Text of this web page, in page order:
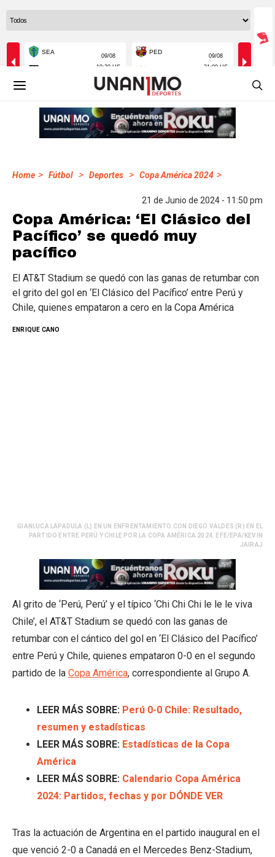
Home > Fútbol > Deportes > Copa América 2024 >
21 de Junio de 2024 - 11:50 pm
Copa América: ‘El Clásico del
Pacífico’ se quedó muy
pacífico
El AT&T Stadium se quedó con las ganas de retumbar con
el grito del gol en ‘El Clásico del Pacífico’ entre Perú y
Chile, quienes empataron a cero en la Copa América
ENRIQUE CANO
GIANLUCA LAPADULA (L) EN UN ENFRENTAMIENTO CON DIEGO VALDES (R) EN EL
PARTIDO ENTRE PERÚ Y CHILE POR LA COPA AMÉRICA 2024. EFE/EPA/KEVIN
JAIRAJ
Al grito de ‘Perú, Perú’ y el típico ‘Chi Chi Chi le le le viva
Chile’, el AT&T Stadium se quedó con las ganas de
retumbar con el cántico del gol en ‘El Clásico del Pacífico’
entre Perú y Chile, quienes empataron 0-0 en el segundo
partido de la Copa América, correspondiente al Grupo A.
LEER MÁS SOBRE: Perú 0-0 Chile: Resultado,
resumen y estadísticas
LEER MÁS SOBRE: Estadísticas de la Copa
América
LEER MÁS SOBRE: Calendario Copa América
2024: Partidos, fechas y por DÓNDE VER
Tras la actuación de Argentina en el partido inaugural en el
que venció 2-0 a Canadá en el Mercedes Benz-Stadium,